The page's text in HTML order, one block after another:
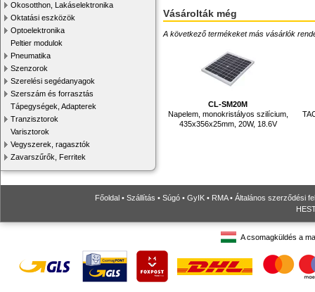
Okosotthon, Lakáselektronika
Oktatási eszközök
Optoelektronika
Peltier modulok
Pneumatika
Szenzorok
Szerelési segédanyagok
Szerszám és forrasztás
Tápegységek, Adapterek
Tranzisztorok
Varisztorok
Vegyszerek, ragasztók
Zavarszűrők, Ferritek
Vásárolták még
A következő termékeket más vásárlók
CL-SM20M
Napelem, monokristályos szilícium,
435x356x25mm, 20W, 18.6V
Főoldal • Szállítás • Súgó • GyIK • RMA• Általános szerződési
A csomagküldés a